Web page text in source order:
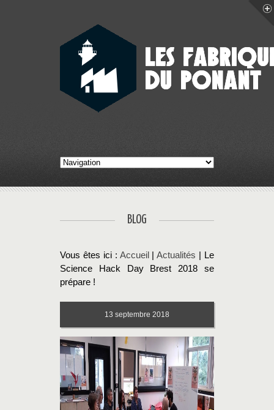
BLOG
Vous êtes ici : Accueil |Actualités | Le
Science Hack Day Brest 2018 se
prépare !
13 septembre 2018